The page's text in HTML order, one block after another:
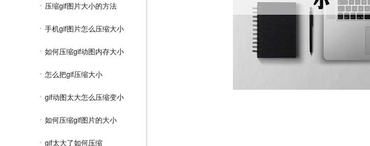
压缩gif图片大小的方法
手机gif图片怎么压缩大小
如何压缩gif动图内存大小
怎么把gif压缩大小
gif动图太大怎么压缩变小
如何压缩gif图片的大小
gif太大了如何压缩